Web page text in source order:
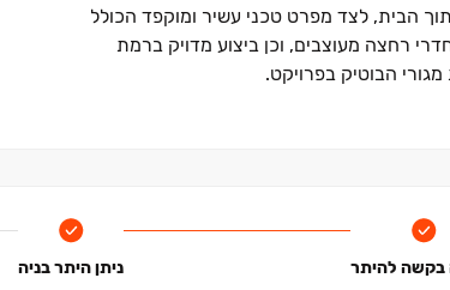
הבית, לצד מפרט טכני עשיר ומוקפד הכולל
רחצה מעוצבים, וכן ביצוע מדויק ברמת
הבוטיק בפרויקט.
בקשה להיתר ניתן היתר בניה